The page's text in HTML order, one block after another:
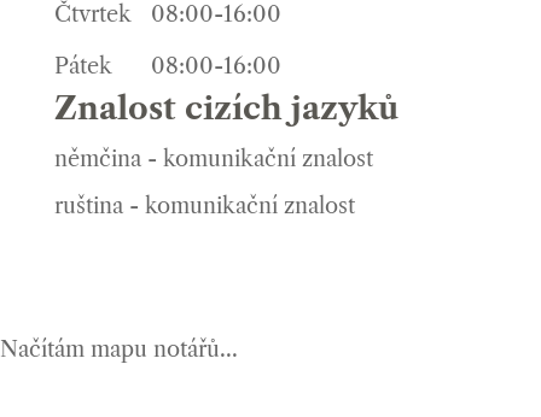
Čtvrtek
08:00-16:00
Pátek
08:00-16:00
Znalost cizích jazyků
němčina - komunikační znalost
ruština - komunikační znalost
Načítám mapu notářů...